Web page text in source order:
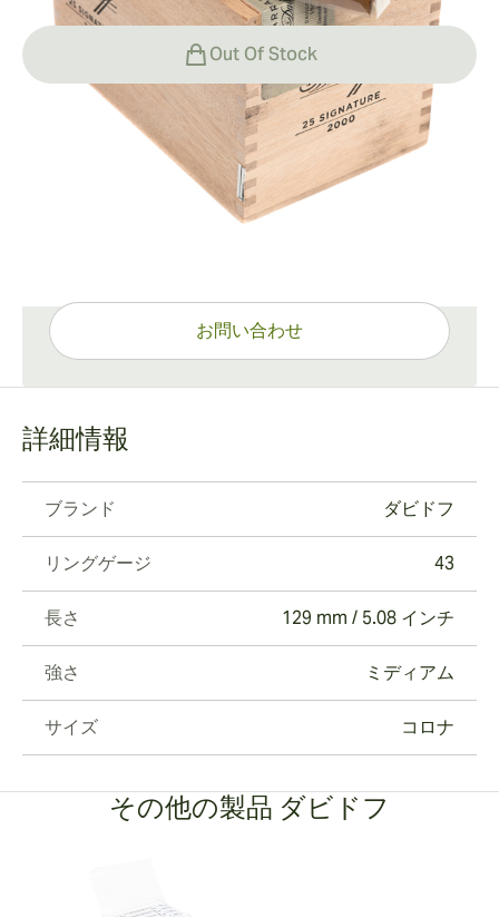
Out Of Stock
お問い合わせ
詳細情報
ブランド ダビドフ
リングゲージ 43
長さ 129 mm / 5.08 インチ
強さ ミディアム
サイズ コロナ
その他の製品 ダビドフ